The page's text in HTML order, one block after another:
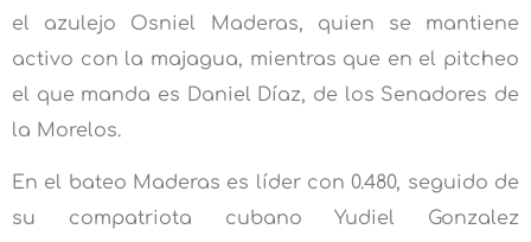
el azulejo Osniel Maderas, quien se mantiene
activo con la majagua, mientras que en el pitcheo
el que manda es Daniel Díaz, de los Senadores de
la Morelos.
En el bateo Maderas es líder con 0.480, seguido de
su compatriota cubano Yudiel Gonzalez